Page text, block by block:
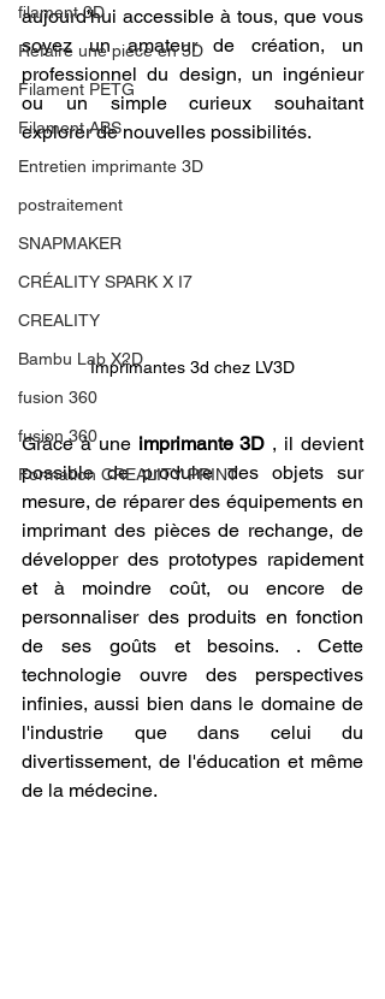
filament 3D
Refaire une piece en 3D
Filament PETG
Filament ABS
Entretien imprimante 3D
postraitement
SNAPMAKER
CRÉALITY SPARK X I7
CREALITY
Bambu Lab X2D
fusion 360
fusion 360
Formation CREALITY PRINT
aujourd'hui accessible à tous, que vous
soyez un amateur de création, un
professionnel du design, un ingénieur
ou un simple curieux souhaitant
explorer de nouvelles possibilités.
Imprimantes 3d chez LV3D
Grâce à une imprimante 3D , il devient
possible de produire des objets sur
mesure, de réparer des équipements en
imprimant des pièces de rechange, de
développer des prototypes rapidement
et à moindre coût, ou encore de
personnaliser des produits en fonction
de ses goûts et besoins. . Cette
technologie ouvre des perspectives
infinies, aussi bien dans le domaine de
l'industrie que dans celui du
divertissement, de l'éducation et même
de la médecine.